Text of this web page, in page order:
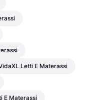
Letti E Materassi
E Materassi